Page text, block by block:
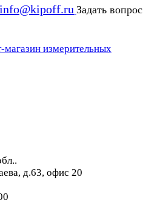
info@kipoff.ru Задать вопрос
д.63, офис 20